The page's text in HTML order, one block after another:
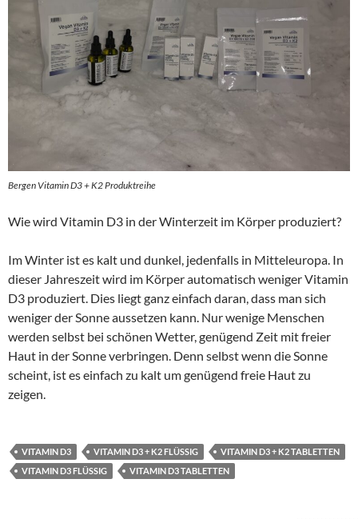
Bergen Vitamin D3 + K2 Produktreihe
Wie wird Vitamin D3 in der Winterzeit im Körper produziert?
Im Winter ist es kalt und dunkel, jedenfalls in Mitteleuropa. In
dieser Jahreszeit wird im Körper automatisch weniger Vitamin
D3 produziert. Dies liegt ganz einfach daran, dass man sich
weniger der Sonne aussetzen kann. Nur wenige Menschen
werden selbst bei schönen Wetter, genügend Zeit mit freier
Haut in der Sonne verbringen. Denn selbst wenn die Sonne
scheint, ist es einfach zu kalt um genügend freie Haut zu
zeigen.
VITAMIN D3 VITAMIN D3 + K2 FLÜSSIG
VITAMIN D3 + K2 TABLETTEN
VITAMIN D3 FLÜSSIG
VITAMIN D3 TABLETTEN